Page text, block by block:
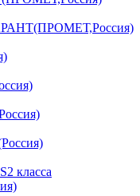
класса